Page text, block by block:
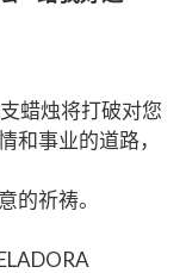
蜡烛将打破对您
和事业的道路，
的祈祷。